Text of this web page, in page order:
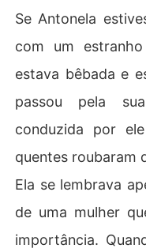
Se Antonela
com um
estava bêbada e
passou pela
conduzida por
quentes roubaram
Ela se lembrava
de uma mulher
importância.